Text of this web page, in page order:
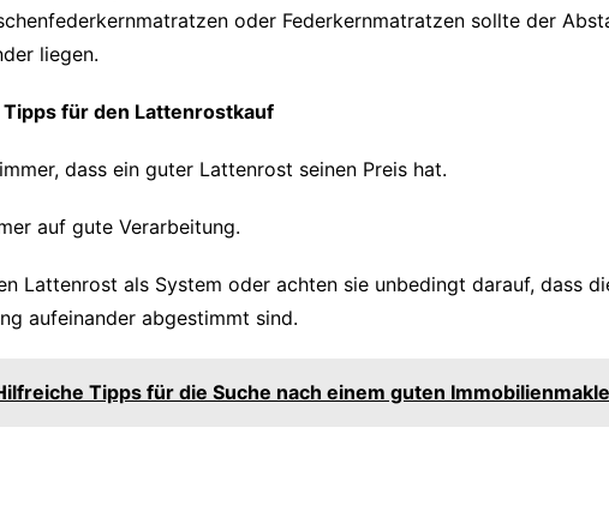
oder Federkernmatratzen sollte der
liegen.
für den Lattenrostkauf
dass ein guter Lattenrost seinen Preis hat.
auf gute Verarbeitung.
Lattenrost als System oder achten sie unbedingt darauf, dass
aufeinander abgestimmt sind.
Tipps für die Suche nach einem guten